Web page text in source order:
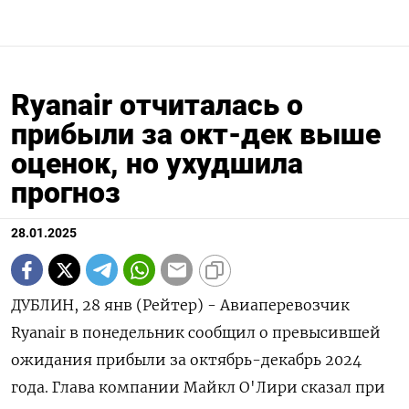
Ryanair отчиталась о
прибыли за окт-дек выше
оценок, но ухудшила
прогноз
28.01.2025
ДУБЛИН, 28 янв (Рейтер) - Авиаперевозчик
Ryanair в понедельник сообщил о превысившей
ожидания прибыли за октябрь-декабрь 2024
года. Глава компании Майкл О'Лири сказал при